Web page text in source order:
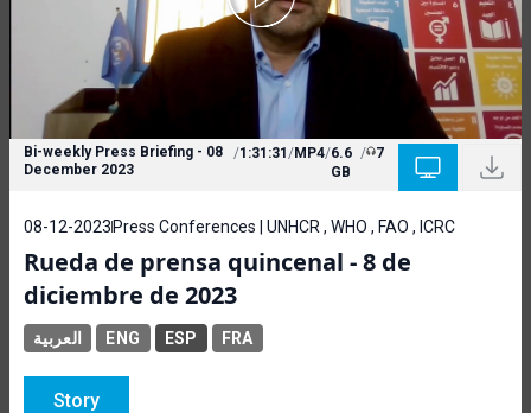
Bi-weekly Press Briefing - 08
December 2023
/1:31:31 /MP4/6.6
GB
/ 7
08-12-2023 Press Conferences | UNHCR , WHO , FAO , ICRC
Rueda de prensa quincenal - 8 de
diciembre de 2023
العربية ENG ESP FRA
Story